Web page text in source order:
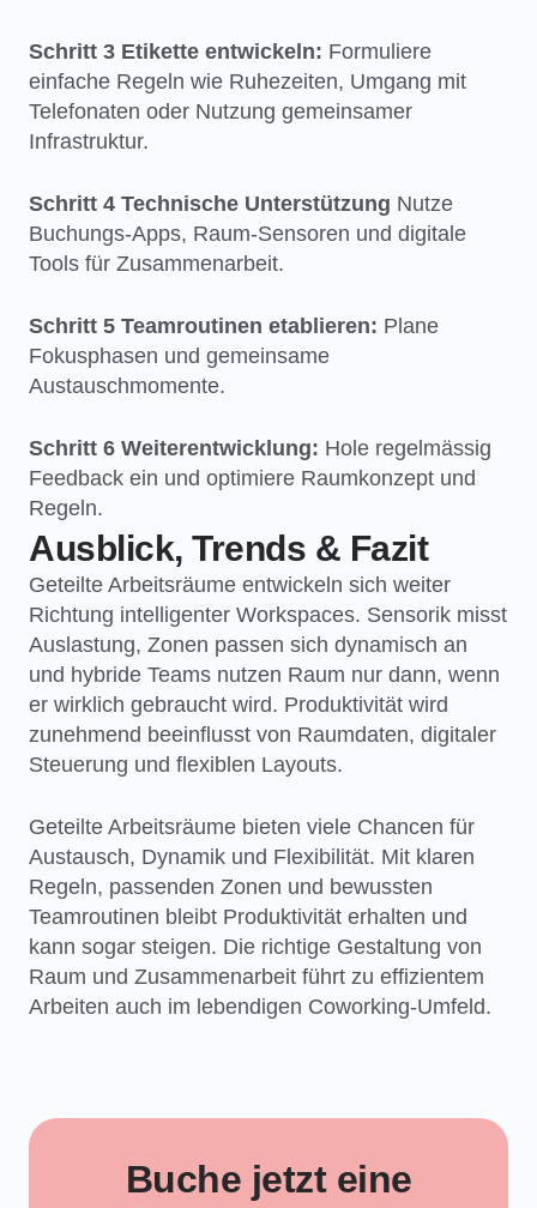
Schritt 3 Etikette entwickeln: Formuliere
einfache Regeln wie Ruhezeiten, Umgang mit
Telefonaten oder Nutzung gemeinsamer
Infrastruktur.
Schritt 4 Technische Unterstützung Nutze
Buchungs-Apps, Raum-Sensoren und digitale
Tools für Zusammenarbeit.
Schritt 5 Teamroutinen etablieren: Plane
Fokusphasen und gemeinsame
Austauschmomente.
Schritt 6 Weiterentwicklung: Hole regelmässig
Feedback ein und optimiere Raumkonzept und
Regeln.
Ausblick, Trends & Fazit
Geteilte Arbeitsräume entwickeln sich weiter
Richtung intelligenter Workspaces. Sensorik misst
Auslastung, Zonen passen sich dynamisch an
und hybride Teams nutzen Raum nur dann, wenn
er wirklich gebraucht wird. Produktivität wird
zunehmend beeinflusst von Raumdaten, digitaler
Steuerung und flexiblen Layouts.
Geteilte Arbeitsräume bieten viele Chancen für
Austausch, Dynamik und Flexibilität. Mit klaren
Regeln, passenden Zonen und bewussten
Teamroutinen bleibt Produktivität erhalten und
kann sogar steigen. Die richtige Gestaltung von
Raum und Zusammenarbeit führt zu effizientem
Arbeiten auch im lebendigen Coworking-Umfeld.
Buche jetzt eine